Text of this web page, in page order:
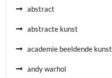
abstract
abstracte kunst
academie beeldende kunst
andy warhol